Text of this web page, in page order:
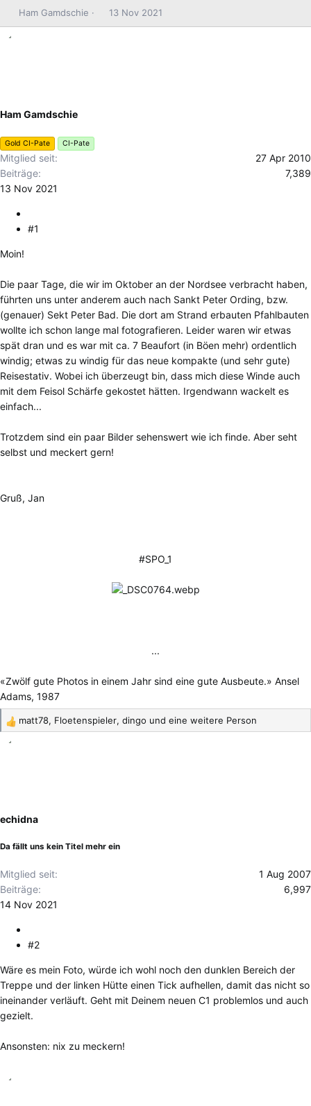
E
r
Ham Gamdschie
E
r
13 Nov 2021
Ham Gamdschie
Gold CI-Pate CI-Pate
Mitglied seit
27 Apr 2010
Beiträge
7,389
13 Nov 2021
#1
Moin!
Die paar Tage, die wir im Oktober an der Nordsee verbracht haben,
führten uns unter anderem auch nach Sankt Peter Ording, bzw.
(genauer) Sekt Peter Bad. Die dort am Strand erbauten Pfahlbauten
wollte ich schon lange mal fotografieren. Leider waren wir etwas
spät dran und es war mit ca. 7 Beaufort (in Böen mehr) ordentlich
windig; etwas zu windig für das neue kompakte (und sehr gute)
Reisestativ. Wobei ich überzeugt bin, dass mich diese Winde auch
mit dem Feisol Schärfe gekostet hätten. Irgendwann wackelt es
einfach...
Trotzdem sind ein paar Bilder sehenswert wie ich finde. Aber seht
selbst und meckert gern!
Gruß, Jan
#SPO_1
...​
«Zwölf gute Photos in einem Jahr sind eine gute Ausbeute.» Ansel
Adams, 1987
R
e
n
n
matt78, Floetenspieler, dingo und eine weitere Person
echidna
Da fällt uns kein Titel mehr ein
Mitglied seit
1 Aug 2007
Beiträge
6,997
14 Nov 2021
#2
Wäre es mein Foto, würde ich wohl noch den dunklen Bereich der
Treppe und der linken Hütte einen Tick aufhellen, damit das nicht so
ineinander verläuft. Geht mit Deinem neuen C1 problemlos und auch
gezielt.
Ansonsten: nix zu meckern!